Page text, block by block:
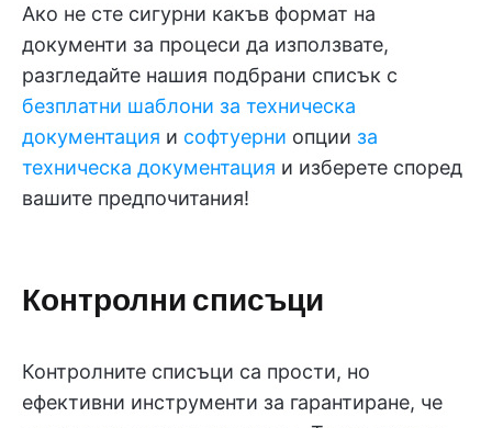
Ако не сте сигурни какъв формат на
документи за процеси да използвате,
разгледайте нашия подбрани списък с
безплатни шаблони за техническа
документация и софтуерни опции за
техническа документация и изберете според
вашите предпочитания!
Контролни списъци
Контролните списъци са прости, но
ефективни инструменти за гарантиране, че